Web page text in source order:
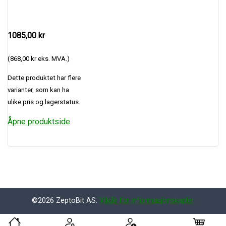
1085,00 kr
(868,00 kr eks. MVA.)
Dette produktet har flere
varianter, som kan ha
ulike pris og lagerstatus.
Åpne produktside
©2026 ZeptoBit AS. Vilkår for informasjonskapler